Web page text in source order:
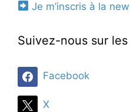
Je m’inscris à la
Suivez-nous sur
Facebook
X